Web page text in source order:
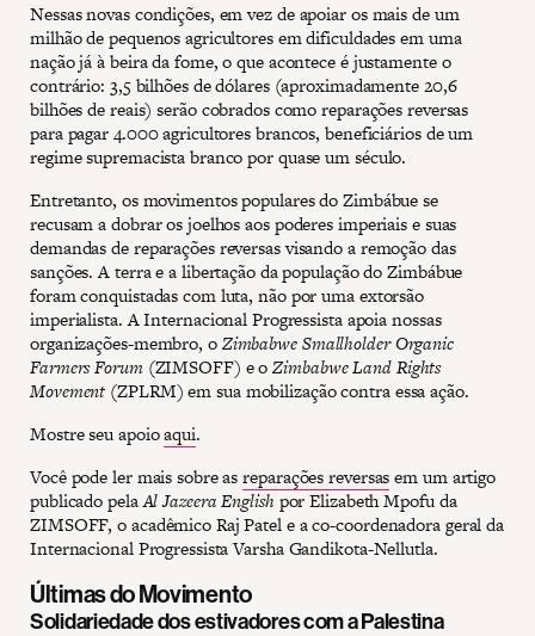
Nessas novas condições, em vez de apoiar os mais de um
milhão de pequenos agricultores em dificuldades em uma
nação já à beira da fome, o que acontece é justamente o
contrário: 3,5 bilhões de dólares (aproximadamente 20,6
bilhões de reais) serão cobrados como reparações reversas
para pagar 4.000 agricultores brancos, beneficiários de um
regime supremacista branco por quase um século.
Entretanto, os movimentos populares do Zimbábue se
recusam a dobrar os joelhos aos poderes imperiais e suas
demandas de reparações reversas visando a remoção das
sanções. A terra e a libertação da população do Zimbábue
foram conquistadas com luta, não por uma extorsão
imperialista. A Internacional Progressista apoia nossas
organizações-membro, oZimbabwe Smallholder Organic
Farmers Forum(ZIMSOFF) e oZimbabwe Land Rights
Movement (ZPLRM) em sua mobilização contra essa ação.
Mostre seu apoioaqui.
Você pode ler mais sobre asreparações reversasem um artigo
publicado pelaAl Jazeera English por Elizabeth Mpofu da
ZIMSOFF, o acadêmico Raj Patel e a co-coordenadora geral da
Internacional Progressista Varsha Gandikota-Nellutla.
Últimas do Movimento
Solidariedade dos estivadores com a Palestina